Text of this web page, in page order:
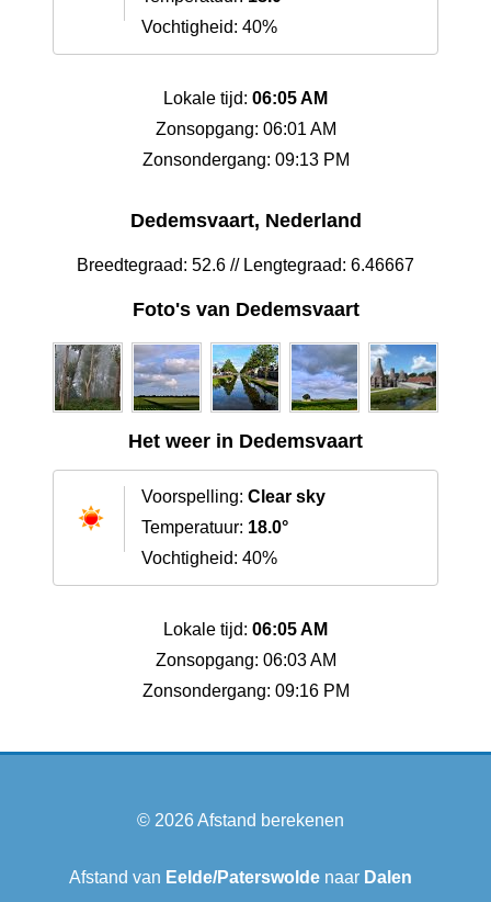
Vochtigheid: 40%
Lokale tijd: 06:05 AM
Zonsopgang: 06:01 AM
Zonsondergang: 09:13 PM
Dedemsvaart, Nederland
Breedtegraad: 52.6 // Lengtegraad: 6.46667
Foto's van Dedemsvaart
Het weer in Dedemsvaart
Voorspelling: Clear sky
Temperatuur: 18.0°
Vochtigheid: 40%
Lokale tijd: 06:05 AM
Zonsopgang: 06:03 AM
Zonsondergang: 09:16 PM
© 2026Afstand berekenen
Afstand van Eelde/Paterswoldenaar Dalen